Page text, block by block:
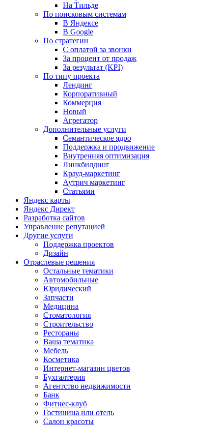
На Тильде
По поисковым системам
В Яндексе
В Google
По стратегии
С оплатой за звонки
За процент от продаж
За результат (KPI)
По типу проекта
Лендинг
Корпоративный
Коммерция
Новый
Агрегатор
Дополнительные услуги
Семантическое ядро
Поддержка и продвижение
Внутренняя оптимизация
Линкбилдинг
Крауд-маркетинг
Аутрич маркетинг
Статьями
Яндекс карты
Яндекс Директ
Разработка сайтов
Управление репутацией
Другие услуги
Поддержка проектов
Дизайн
Отраслевые решения
Остальные тематики
Автомобильные
Юридический
Запчасти
Медицина
Стоматология
Строительство
Рестораны
Ваша тематика
Мебель
Косметика
Интернет-магазин цветов
Бухгалтерия
Агентство недвижимости
Банк
Фитнес-клуб
Гостиница или отель
Салон красоты